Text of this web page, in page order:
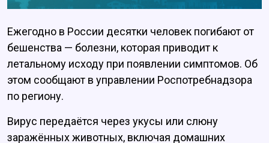
Ежегодно в России десятки человек погибают от
бешенства — болезни, которая приводит к
летальному исходу при появлении симптомов. Об
этом сообщают в управлении Роспотребнадзора
по региону.
Вирус передаётся через укусы или слюну
заражённых животных, включая домашних